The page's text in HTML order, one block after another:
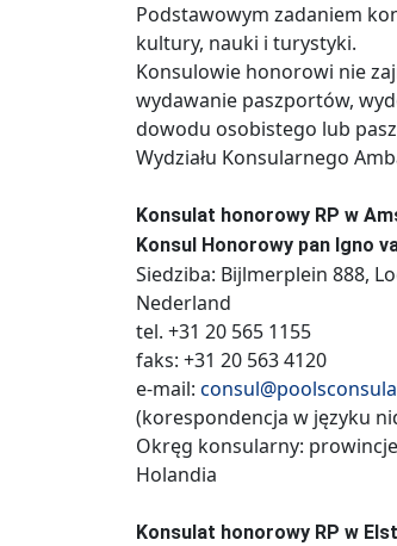
Podstawowym zadaniem
kultury, nauki i turystyki.
Konsulowie honorowi nie
wydawanie paszportów,
dowodu osobistego lub
Wydziału Konsularnego
Konsulat honorowy RP w
Konsul Honorowy pan Igno
Siedziba: Bijlmerplein 888,
Nederland
tel. +31 20 565 1155
faks: +31 20 563 4120
e-mail:
(korespondencja w języku
Okręg konsularny: prowincje
Holandia
Konsulat honorowy RP w Elst